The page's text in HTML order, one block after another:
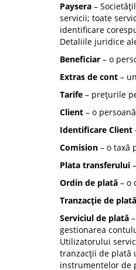
Paysera –
servicii; toate
identificare
Detaliile juridice
Beneficiar – o
Extras de cont –
Tarife – prețurile
Client – o
Identificare Client
Comision – o taxă
Plata transferului
Ordin de plată – o
Tranzacție de plată
Serviciul de plată
gestionarea
Utilizatorului
tranzacții de plată
instrumentelor de